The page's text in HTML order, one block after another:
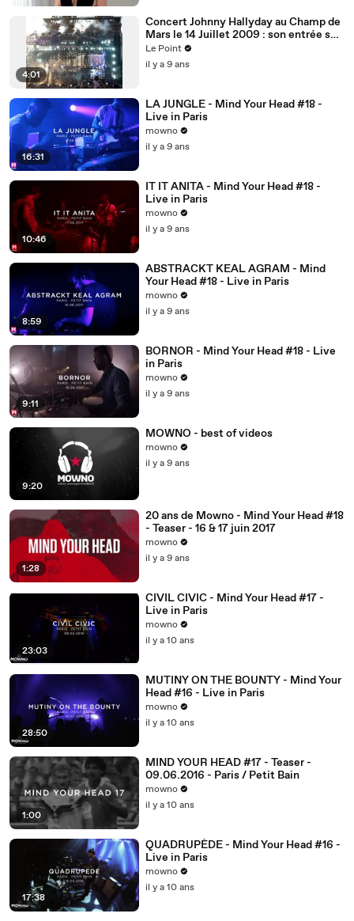
4:01
Concert Johnny Hallyday au Champ de
Mars le 14 Juillet 2009 : son entrée sur
scène
Le Point
il y a 9 ans
16:31
LA JUNGLE - Mind Your Head #18 -
Live in Paris
mowno
il y a 9 ans
10:46
IT IT ANITA - Mind Your Head #18 -
Live in Paris
mowno
il y a 9 ans
8:59
ABSTRACKT KEAL AGRAM - Mind
Your Head #18 - Live in Paris
mowno
il y a 9 ans
9:11
BORNOR - Mind Your Head #18 - Live
in Paris
mowno
il y a 9 ans
9:20
MOWNO - best of videos
mowno
il y a 9 ans
1:28
20 ans de Mowno - Mind Your Head #18
- Teaser - 16 & 17 juin 2017
mowno
il y a 9 ans
23:03
CIVIL CIVIC - Mind Your Head #17 -
Live in Paris
mowno
il y a 10 ans
28:50
MUTINY ON THE BOUNTY - Mind Your
Head #16 - Live in Paris
mowno
il y a 10 ans
1:00
MIND YOUR HEAD #17 - Teaser -
09.06.2016 - Paris / Petit Bain
mowno
il y a 10 ans
17:38
QUADRUPÈDE - Mind Your Head #16 -
Live in Paris
mowno
il y a 10 ans